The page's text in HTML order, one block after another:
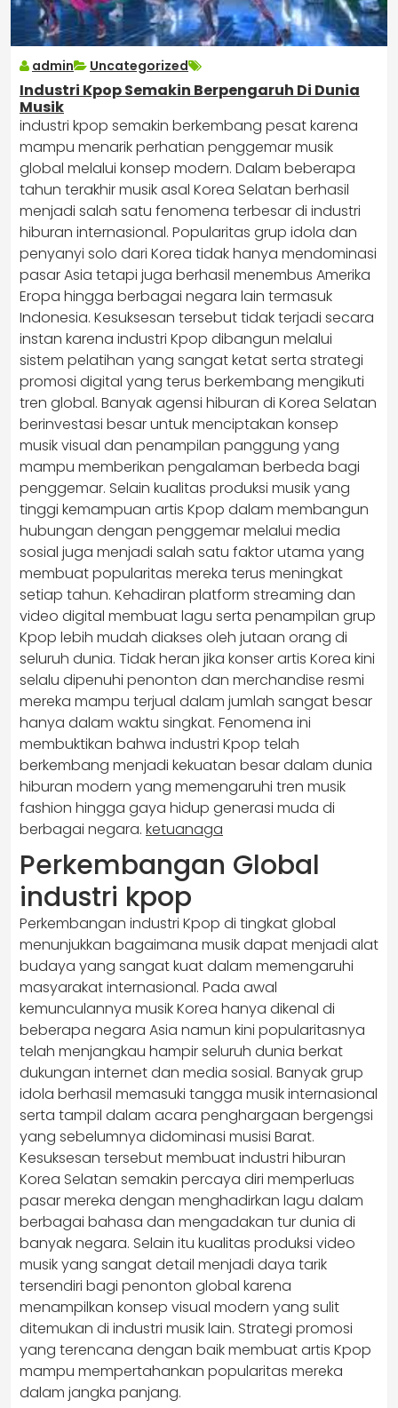
admin Uncategorized
Industri Kpop Semakin Berpengaruh Di Dunia
Musik
industri kpop semakin berkembang pesat karena
mampu menarik perhatian penggemar musik
global melalui konsep modern. Dalam beberapa
tahun terakhir musik asal Korea Selatan berhasil
menjadi salah satu fenomena terbesar di industri
hiburan internasional. Popularitas grup idola dan
penyanyi solo dari Korea tidak hanya mendominasi
pasar Asia tetapi juga berhasil menembus Amerika
Eropa hingga berbagai negara lain termasuk
Indonesia. Kesuksesan tersebut tidak terjadi secara
instan karena industri Kpop dibangun melalui
sistem pelatihan yang sangat ketat serta strategi
promosi digital yang terus berkembang mengikuti
tren global. Banyak agensi hiburan di Korea Selatan
berinvestasi besar untuk menciptakan konsep
musik visual dan penampilan panggung yang
mampu memberikan pengalaman berbeda bagi
penggemar. Selain kualitas produksi musik yang
tinggi kemampuan artis Kpop dalam membangun
hubungan dengan penggemar melalui media
sosial juga menjadi salah satu faktor utama yang
membuat popularitas mereka terus meningkat
setiap tahun. Kehadiran platform streaming dan
video digital membuat lagu serta penampilan grup
Kpop lebih mudah diakses oleh jutaan orang di
seluruh dunia. Tidak heran jika konser artis Korea kini
selalu dipenuhi penonton dan merchandise resmi
mereka mampu terjual dalam jumlah sangat besar
hanya dalam waktu singkat. Fenomena ini
membuktikan bahwa industri Kpop telah
berkembang menjadi kekuatan besar dalam dunia
hiburan modern yang memengaruhi tren musik
fashion hingga gaya hidup generasi muda di
berbagai negara. ketuanaga
Perkembangan Global
industri kpop
Perkembangan industri Kpop di tingkat global
menunjukkan bagaimana musik dapat menjadi alat
budaya yang sangat kuat dalam memengaruhi
masyarakat internasional. Pada awal
kemunculannya musik Korea hanya dikenal di
beberapa negara Asia namun kini popularitasnya
telah menjangkau hampir seluruh dunia berkat
dukungan internet dan media sosial. Banyak grup
idola berhasil memasuki tangga musik internasional
serta tampil dalam acara penghargaan bergengsi
yang sebelumnya didominasi musisi Barat.
Kesuksesan tersebut membuat industri hiburan
Korea Selatan semakin percaya diri memperluas
pasar mereka dengan menghadirkan lagu dalam
berbagai bahasa dan mengadakan tur dunia di
banyak negara. Selain itu kualitas produksi video
musik yang sangat detail menjadi daya tarik
tersendiri bagi penonton global karena
menampilkan konsep visual modern yang sulit
ditemukan di industri musik lain. Strategi promosi
yang terencana dengan baik membuat artis Kpop
mampu mempertahankan popularitas mereka
dalam jangka panjang.